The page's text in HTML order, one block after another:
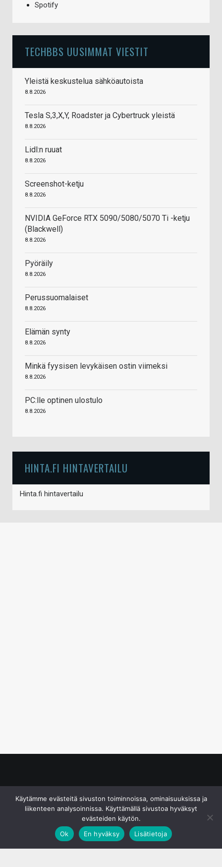
Spotify
TECHBBS UUSIMMAT VIESTIT
Yleistä keskustelua sähköautoista
8.8.2026
Tesla S,3,X,Y, Roadster ja Cybertruck yleistä
8.8.2026
Lidl:n ruuat
8.8.2026
Screenshot-ketju
8.8.2026
NVIDIA GeForce RTX 5090/5080/5070 Ti -ketju
(Blackwell)
8.8.2026
Pyöräily
8.8.2026
Perussuomalaiset
8.8.2026
Elämän synty
8.8.2026
Minkä fyysisen levykäisen ostin viimeksi
8.8.2026
PC:lle optinen ulostulo
8.8.2026
HINTA.FI HINTAVERTAILU
Hinta.fi hintavertailu
Käytämme evästeitä sivuston toiminnoissa, ominaisuuksissa ja
liikenteen analysoinnissa. Käyttämällä sivustoa hyväksyt
evästeiden käytön.
Ok
En hyväksy Lisätietoja